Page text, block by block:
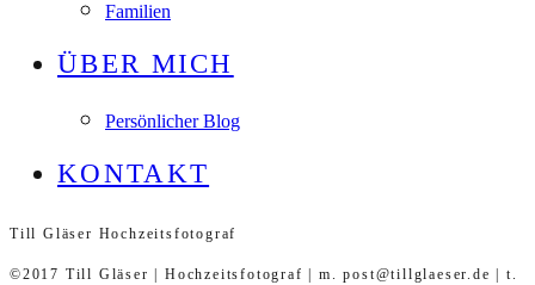
Familien
ÜBER MICH
Persönlicher Blog
KONTAKT
Till Gläser Hochzeitsfotograf
©2017 Till Gläser | Hochzeitsfotograf | m. post@tillglaeser.de | t.